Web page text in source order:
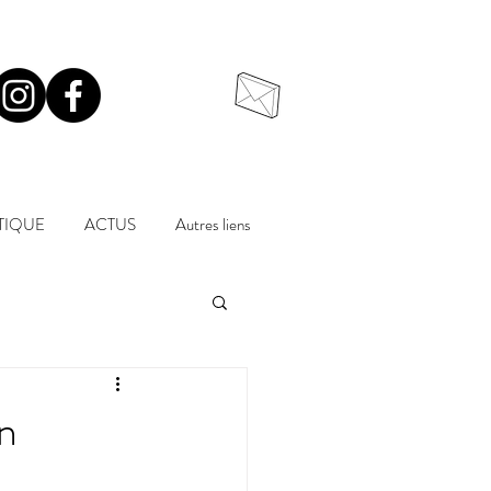
ACTUS Autres liens